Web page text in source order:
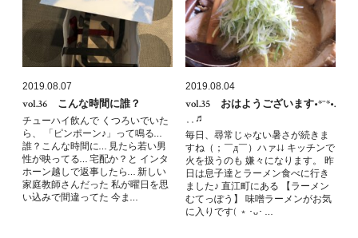
2019.08.07
vol.36 こんな時間に誰？
チューハイ飲んで くつろいでいた
ら、 「ピンポーン♪」って鳴る…
誰？こんな時間に… 見たら若い男
性が映ってる… 宅配か？と インタ
ホーン越しで返事したら… 新しい
家庭教師さんだった 私が曜日を思
い込みで間違ってた 今ま…
2019.08.04
vol.35 おはようございます•*¨*•.
¸¸♬︎
毎日、尋常じゃない暑さが続きま
すね（；￣д￣）ハァ↓↓ キッチンで
火を扱うのも 嫌々になります。 昨
日は息子達とラーメン食べに行き
ました♪ 直江町にある 【ラーメン
むてっぽう】 味噌ラーメンがお気
に入りです( ﹡･ᴗ･ …